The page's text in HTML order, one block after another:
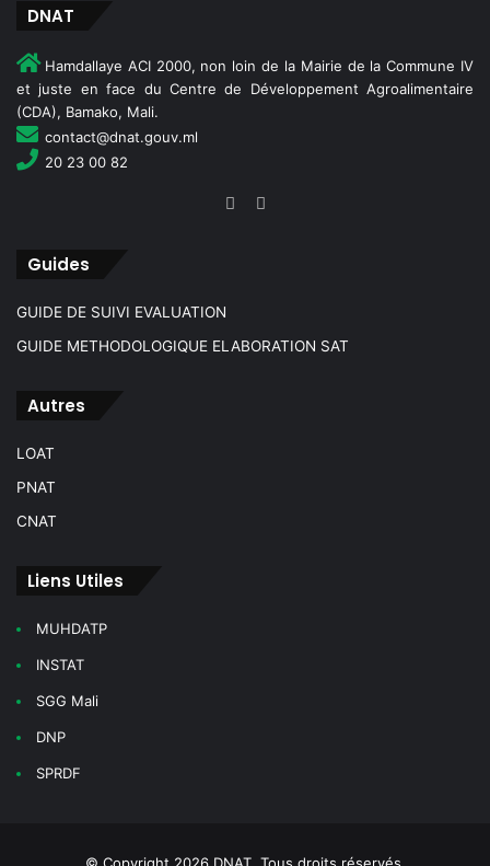
DNAT
Hamdallaye ACI 2000, non loin de la Mairie de la Commune IV
et juste en face du Centre de Développement Agroalimentaire
(CDA), Bamako, Mali.
contact@dnat.gouv.ml
20 23 00 82
Guides
GUIDE DE SUIVI EVALUATION
GUIDE METHODOLOGIQUE ELABORATION SAT
Autres
LOAT
PNAT
CNAT
Liens Utiles
MUHDATP
INSTAT
SGG Mali
DNP
SPRDF
© Copyright 2026 DNAT. Tous droits réservés.